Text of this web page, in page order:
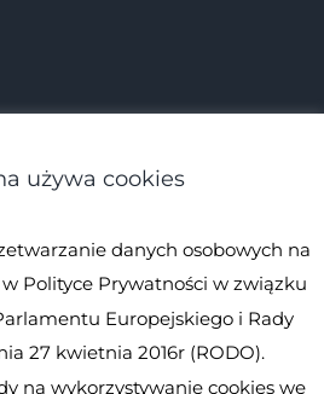
używa cookies
danych osobowych na
Polityce Prywatności w związku
Europejskiego i Rady
27 kwietnia 2016r (RODO).
na wykorzystywanie cookies we